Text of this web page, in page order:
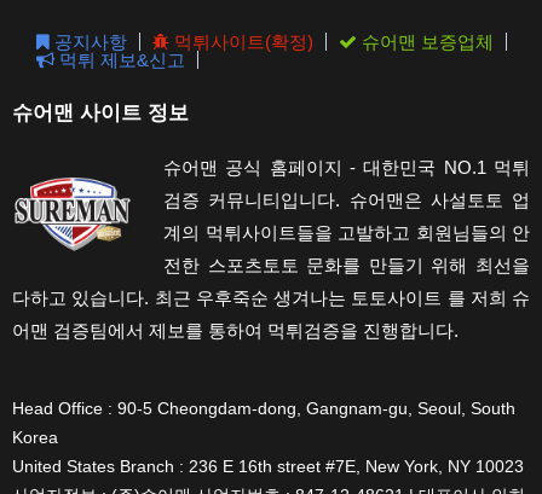
공지사항 먹튀사이트(확정)
슈어맨 보증업체
먹튀 제보&신고
슈어맨 사이트 정보
슈어맨 공식 홈페이지 - 대한민국 NO.1 먹튀
검증 커뮤니티입니다. 슈어맨은 사설토토 업
계의 먹튀사이트들을 고발하고 회원님들의 안
전한 스포츠토토 문화를 만들기 위해 최선을
다하고 있습니다. 최근 우후죽순 생겨나는 토토사이트 를 저희 슈
어맨 검증팀에서 제보를 통하여 먹튀검증을 진행합니다.
Head Office : 90-5 Cheongdam-dong, Gangnam-gu, Seoul, South
Korea
United States Branch : 236 E 16th street #7E, New York, NY 10023